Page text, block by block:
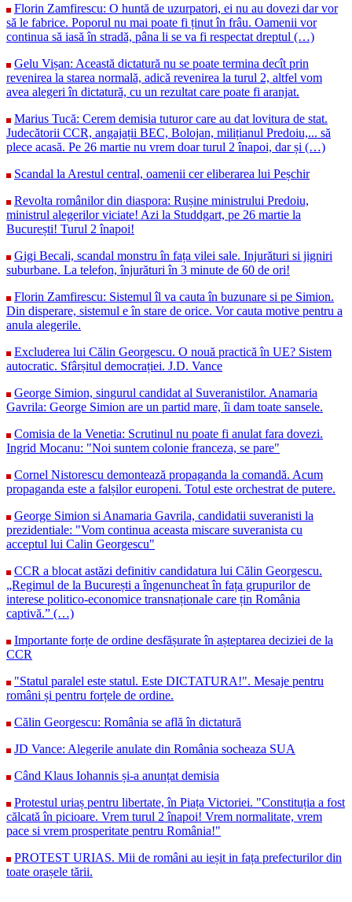
Florin Zamfirescu: O huntă de uzurpatori, ei nu au dovezi dar vor
să le fabrice. Poporul nu mai poate fi ținut în frâu. Oamenii vor
continua să iasă în stradă, pâna li se va fi respectat dreptul (…)
Gelu Vișan: Această dictatură nu se poate termina decît prin
revenirea la starea normală, adică revenirea la turul 2, altfel vom
avea alegeri în dictatură, cu un rezultat care poate fi aranjat.
Marius Tucă: Cerem demisia tuturor care au dat lovitura de stat.
Judecătorii CCR, angajații BEC, Bolojan, milițianul Predoiu,... să
plece acasă. Pe 26 martie nu vrem doar turul 2 înapoi, dar și (…)
Scandal la Arestul central, oamenii cer eliberarea lui Peșchir
Revolta românilor din diaspora: Rușine ministrului Predoiu,
ministrul alegerilor viciate! Azi la Studdgart, pe 26 martie la
București! Turul 2 înapoi!
Gigi Becali, scandal monstru în fața vilei sale. Injurături si jigniri
suburbane. La telefon, înjurături în 3 minute de 60 de ori!
Florin Zamfirescu: Sistemul îl va cauta în buzunare si pe Simion.
Din disperare, sistemul e în stare de orice. Vor cauta motive pentru a
anula alegerile.
Excluderea lui Călin Georgescu. O nouă practică în UE? Sistem
autocratic. Sfârșitul democrației. J.D. Vance
George Simion, singurul candidat al Suveranistilor. Anamaria
Gavrila: George Simion are un partid mare, îi dam toate sansele.
Comisia de la Venetia: Scrutinul nu poate fi anulat fara dovezi.
Ingrid Mocanu: "Noi suntem colonie franceza, se pare"
Cornel Nistorescu demontează propaganda la comandă. Acum
propaganda este a falșilor europeni. Totul este orchestrat de putere.
George Simion si Anamaria Gavrila, candidatii suveranisti la
prezidentiale: "Vom continua aceasta miscare suveranista cu
acceptul lui Calin Georgescu"
CCR a blocat astăzi definitiv candidatura lui Călin Georgescu.
„Regimul de la București a îngenuncheat în fața grupurilor de
interese politico-economice transnaționale care țin România
captivă.” (…)
Importante forțe de ordine desfășurate în așteptarea deciziei de la
CCR
"Statul paralel este statul. Este DICTATURA!". Mesaje pentru
români și pentru forțele de ordine.
Călin Georgescu: România se află în dictatură
JD Vance: Alegerile anulate din România socheaza SUA
Când Klaus Iohannis și-a anunțat demisia
Protestul uriaș pentru libertate, în Piața Victoriei. "Constituția a fost
călcată în picioare. Vrem turul 2 înapoi! Vrem normalitate, vrem
pace si vrem prosperitate pentru România!"
PROTEST URIAS. Mii de români au ieșit in fața prefecturilor din
toate orașele tării.